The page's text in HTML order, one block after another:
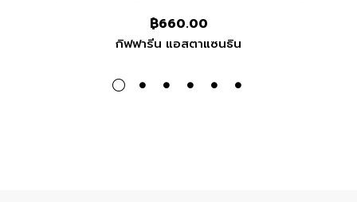
฿660.00
กิฟฟารีน แอสตาแซนธิน